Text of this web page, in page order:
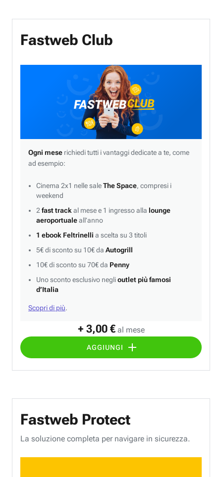
Fastweb Club
+ 3,00 € al mese
AGGIUNGI
Ogni mese richiedi tutti i vantaggi dedicate a te, come
ad esempio:
Cinema 2x1 nelle saleThe Space, compresi i
weekend
2 fast track al mese e 1 ingresso alla lounge
aeroportualeall’anno
1 ebook Feltrinelli a scelta su 3 titoli
5€ di sconto su 10€ da Autogrill
10€ di sconto su 70€ da Penny
Uno sconto esclusivo neglioutlet più famosi
d’Italia
Scopri di più.
Fastweb Protect
La soluzione completa per navigare in sicurezza.